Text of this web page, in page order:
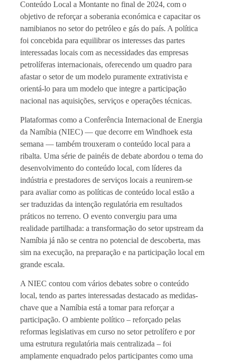
Conteúdo Local a Montante no final de 2024, com o
objetivo de reforçar a soberania económica e capacitar os
namibianos no setor do petróleo e gás do país. A política
foi concebida para equilibrar os interesses das partes
interessadas locais com as necessidades das empresas
petrolíferas internacionais, oferecendo um quadro para
afastar o setor de um modelo puramente extrativista e
orientá-lo para um modelo que integre a participação
nacional nas aquisições, serviços e operações técnicas.
Plataformas como a Conferência Internacional de Energia
da Namíbia (NIEC) — que decorre em Windhoek esta
semana — também trouxeram o conteúdo local para a
ribalta. Uma série de painéis de debate abordou o tema do
desenvolvimento do conteúdo local, com líderes da
indústria e prestadores de serviços locais a reunirem-se
para avaliar como as políticas de conteúdo local estão a
ser traduzidas da intenção regulatória em resultados
práticos no terreno. O evento convergiu para uma
realidade partilhada: a transformação do setor upstream da
Namíbia já não se centra no potencial de descoberta, mas
sim na execução, na preparação e na participação local em
grande escala.
A NIEC contou com vários debates sobre o conteúdo
local, tendo as partes interessadas destacado as medidas-
chave que a Namíbia está a tomar para reforçar a
participação. O ambiente político – reforçado pelas
reformas legislativas em curso no setor petrolífero e por
uma estrutura regulatória mais centralizada – foi
amplamente enquadrado pelos participantes como uma